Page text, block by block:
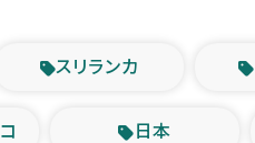
スリランカ
日本